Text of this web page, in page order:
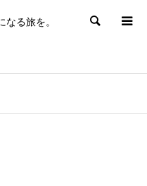
なる旅を。 検索